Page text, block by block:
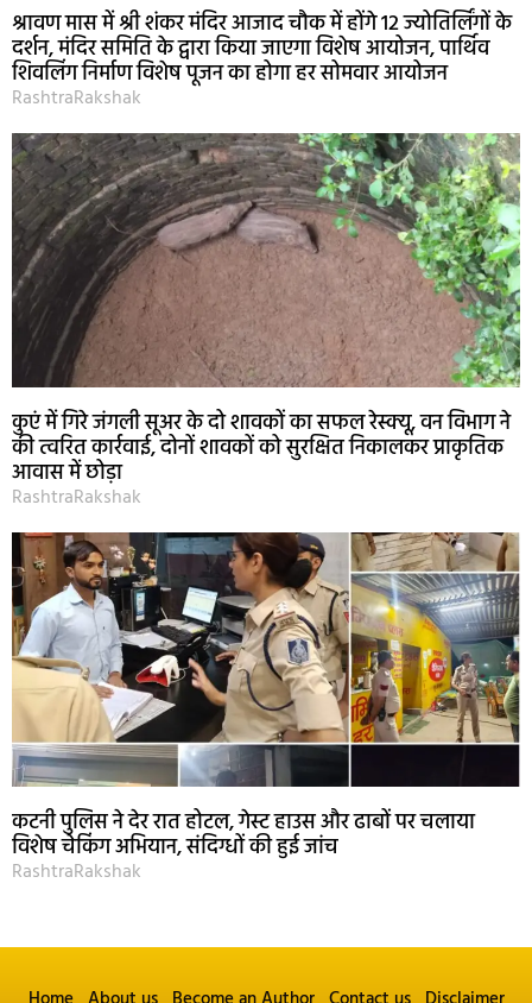
श्रावण मास में श्री शंकर मंदिर आजाद चौक में होंगे 12 ज्योतिर्लिंगों के
दर्शन, मंदिर समिति के द्वारा किया जाएगा विशेष आयोजन, पार्थिव
शिवलिंग निर्माण विशेष पूजन का होगा हर सोमवार आयोजन
RashtraRakshak
कुएं में गिरे जंगली सूअर के दो शावकों का सफल रेस्क्यू, वन विभाग ने
की त्वरित कार्रवाई, दोनों शावकों को सुरक्षित निकालकर प्राकृतिक
आवास में छोड़ा
RashtraRakshak
कटनी पुलिस ने देर रात होटल, गेस्ट हाउस और ढाबों पर चलाया
विशेष चेकिंग अभियान, संदिग्धों की हुई जांच
RashtraRakshak